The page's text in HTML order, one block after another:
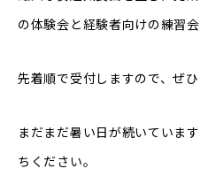
の体験会と経験者向けの練習
先着順で受付しますので、ぜ
まだまだ暑い日が続いていま
ちください。